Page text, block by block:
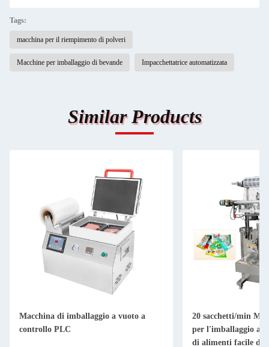
Tags:
macchina per il riempimento di polveri
Macchine per imballaggio di bevande Impacchettatrice automatizzata
Similar Products
Macchina di imballaggio a vuoto a
controllo PLC
20 sacchetti/min
per l'imballaggio
di alimenti facile da